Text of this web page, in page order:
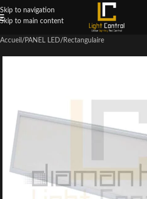
Skip to navigation
Skip to main content
Accueil / PANEL LED/ Rectangulaire